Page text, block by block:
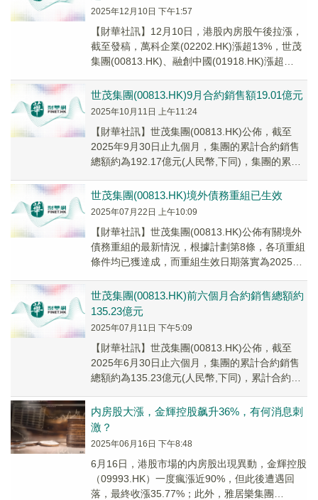
2025年12月10日 下午1:57
【財華社訊】12月10日，港股內房股午後拉漲，
截至發稿，萬科企業(02202.HK)漲超13%，世茂
集團(00813.HK)、融創中國(01918.HK)漲超
世茂集團(00813.HK)9月合約銷售額19.01億元
2025年10月11日 上午11:24
【財華社訊】世茂集團(00813.HK)公佈，截至
2025年9月30日止九個月，集團的累計合約銷售
總額約為192.17億元(人民幣,下同)，集團的累計
世茂集團(00813.HK)境外債務重組已生效
2025年07月22日 上午10:09
【財華社訊】世茂集團(00813.HK)公佈有關境外
債務重組的最新情況，根據計劃第8條，各項重組
條件均已獲達成，而重組生效日期落實為2025年
世茂集團(00813.HK)前六個月合約銷售總額約
135.23億元
2025年07月11日 下午5:09
【財華社訊】世茂集團(00813.HK)公佈，截至
2025年6月30日止六個月，集團的累計合約銷售
總額約為135.23億元(人民幣,下同)，累計合約銷
内房股大漲，金輝控股飙升36%，有何消息刺
激？
2025年06月16日 下午8:48
6月16日，港股市場的内房股出現異動，金輝控股
（09993.HK）一度瘋漲近90%，但此後遭遇回
落，最終收漲35.77%；此外，雅居樂集團